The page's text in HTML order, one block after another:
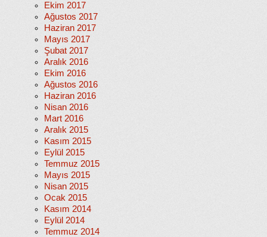
Ekim 2017
Ağustos 2017
Haziran 2017
Mayıs 2017
Şubat 2017
Aralık 2016
Ekim 2016
Ağustos 2016
Haziran 2016
Nisan 2016
Mart 2016
Aralık 2015
Kasım 2015
Eylül 2015
Temmuz 2015
Mayıs 2015
Nisan 2015
Ocak 2015
Kasım 2014
Eylül 2014
Temmuz 2014